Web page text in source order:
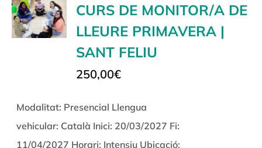
CURS DE MONITOR/A DE
LLEURE PRIMAVERA |
SANT FELIU
250,00€
Modalitat: Presencial Llengua
vehicular: Català Inici: 20/03/2027 Fi:
11/04/2027 Horari: Intensiu Ubicació: